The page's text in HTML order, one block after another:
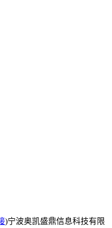
)宁波奥凯盛鼎信息科技有限